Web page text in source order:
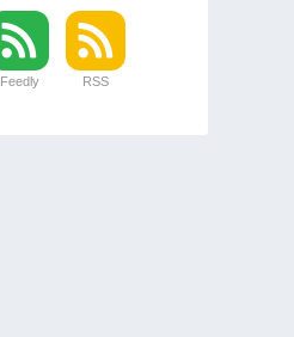
Feedly RSS